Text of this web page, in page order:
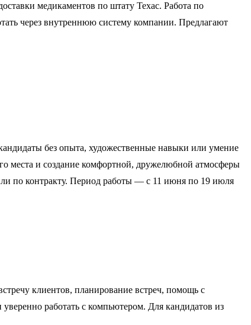
медикаментов по штату Техас. Работа по
через внутреннюю систему компании. Предлагают
без опыта, художественные навыки или умение
места и создание комфортной, дружелюбной атмосферы
по контракту. Период работы — с 11 июня по 19 июля
клиентов, планирование встреч, помощь с
работать с компьютером. Для кандидатов из